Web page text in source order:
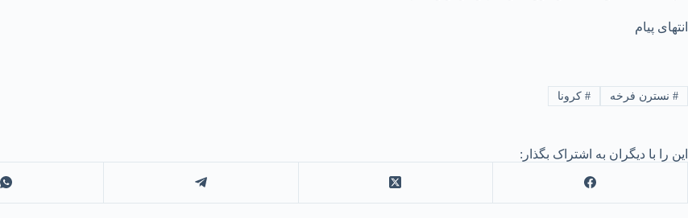
انتهای پیام
#نسترن فرخه #کرونا
این را با دیگران به اشتراک بگذار: